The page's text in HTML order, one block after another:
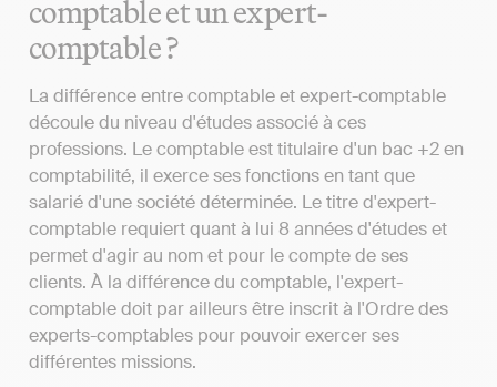
comptable et un expert-
comptable ?
La différence entre comptable et expert-comptable
découle du niveau d'études associé à ces
professions. Le comptable est titulaire d'un bac +2 en
comptabilité, il exerce ses fonctions en tant que
salarié d'une société déterminée. Le titre d'expert-
comptable requiert quant à lui 8 années d'études et
permet d'agir au nom et pour le compte de ses
clients. À la différence du comptable, l'expert-
comptable doit par ailleurs être inscrit à l'Ordre des
experts-comptables pour pouvoir exercer ses
différentes missions.